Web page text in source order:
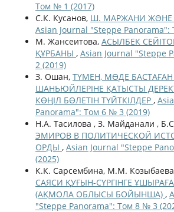
Том № 1 (2017)
С.К. Кусанов, Ш. МАРЖАНИ ЖƏНЕ
Asian Journal "Steppe
М. Жансеитова, АСЫЛБЕК
ҚҰРБАНЫ , Asian Journal "Steppe
2 (2019)
З. Ошан, ТҮМЕН, МӨДЕ БАСТАҒАН
ШАНЬЮЙЛЕРІНЕ ҚАТЫСТЫ
КӨҢІЛ БӨЛЕТІН ТҮЙТКІЛДЕР ,
Panorama": Том 6 № 3 (2019)
Н.А. Тасилова , З. Мaйдaнaли ,
ЭМИРОВ В ПОЛИТИЧЕСКОЙ
ОРДЫ , Asian Journal "Steppe
(2025)
К.К. Сарсембина, М.М.
САЯСИ ҚУҒЫН-СҮРГІНГЕ
(АҚМОЛА ОБЛЫСЫ БОЙЫНША) ,
"Steppe Panorama": Том 8 № 3